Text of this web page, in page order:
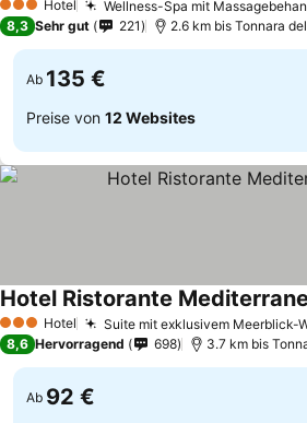
3 SterneHotel Wellness-Spa mit
8,3 Sehr gut 221 2.6 km bis Tonnara
Ab 135 €
Preise von 12 Websites
3 SterneHotel Suite mit exklusivem Meerblick-
Hotel Ristorante
8,6 Hervorragend 698 3.7 km bis
Ab 92 €